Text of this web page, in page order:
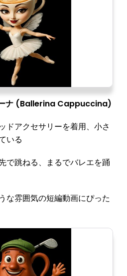
ーナ (Ballerina Cappuccina)
ドアクセサリーを着用、小さ
いる
で跳ねる、まるでバレエを踊
な雰囲気の短編動画にぴった